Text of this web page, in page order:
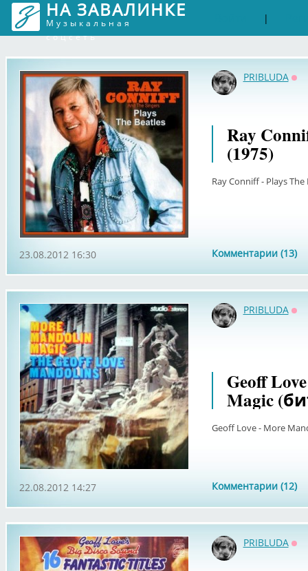
НА ЗАВАЛИНКЕ
Музыкальная
соцсеть
|
PRIBLUDA
Ray
(1975)
Ray Conniff - Plays The
Комментарии (13)
23.08.2012 16:30
PRIBLUDA
Geoff
Magic
Geoff Love - More
Комментарии (12)
22.08.2012 14:27
PRIBLUDA